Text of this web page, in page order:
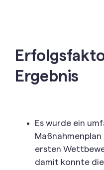
Ergebnis
Es wurde ein
Maßnahmenplan
ersten
damit konnte